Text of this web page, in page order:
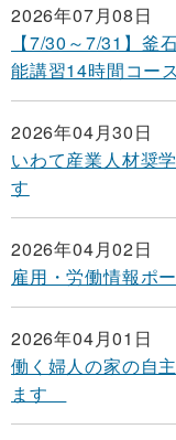
2026年07月08日
【7/30～7/31】釜
能講習14時間コー
2026年04月30日
いわて産業人材奨
す
2026年04月02日
雇用・労働情報ポ
2026年04月01日
働く婦人の家の自
ます